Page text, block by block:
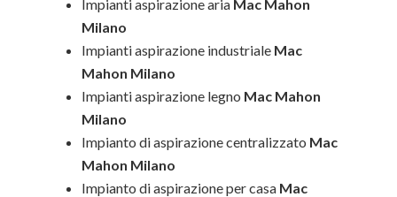
Impianti aspirazione aria Mac Mahon
Milano
Impianti aspirazione industriale Mac
Mahon Milano
Impianti aspirazione legno Mac Mahon
Milano
Impianto di aspirazione centralizzato Mac
Mahon Milano
Impianto di aspirazione per casa Mac